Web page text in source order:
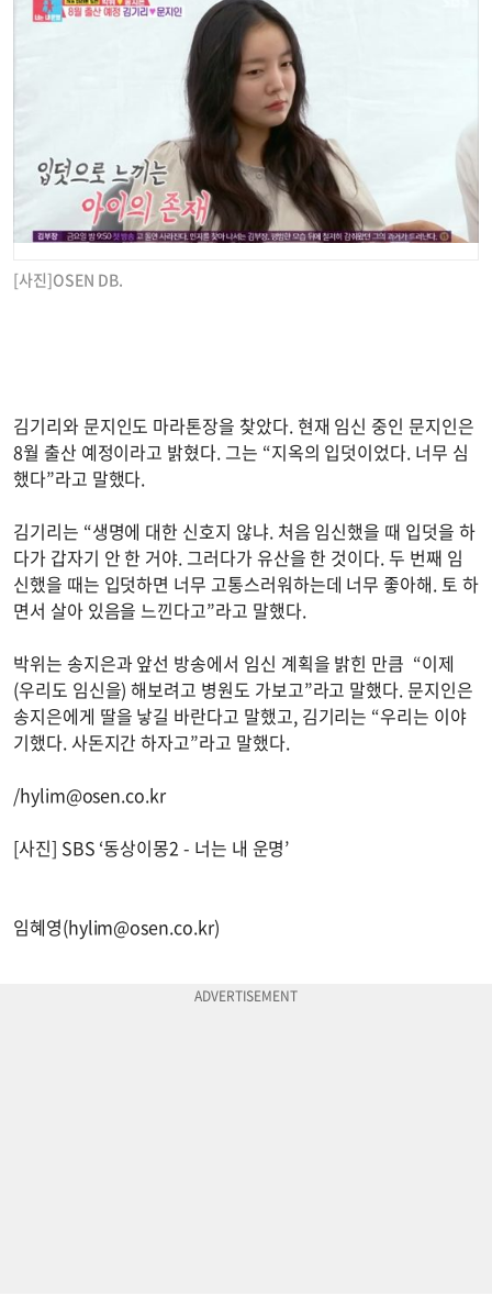
[사진]OSEN DB.
김기리와 문지인도 마라톤장을 찾았다. 현재 임신 중인 문지인은
8월 출산 예정이라고 밝혔다. 그는 “지옥의 입덧이었다. 너무 심
했다”라고 말했다.
김기리는 “생명에 대한 신호지 않냐. 처음 임신했을 때 입덧을 하
다가 갑자기 안 한 거야. 그러다가 유산을 한 것이다. 두 번째 임
신했을 때는 입덧하면 너무 고통스러워하는데 너무 좋아해. 토 하
면서 살아 있음을 느낀다고”라고 말했다.
박위는 송지은과 앞선 방송에서 임신 계획을 밝힌 만큼 “이제
(우리도 임신을) 해보려고 병원도 가보고”라고 말했다. 문지인은
송지은에게 딸을 낳길 바란다고 말했고, 김기리는 “우리는 이야
기했다. 사돈지간 하자고”라고 말했다.
/hylim@osen.co.kr
[사진] SBS ‘동상이몽2 - 너는 내 운명’
임혜영(hylim@osen.co.kr)